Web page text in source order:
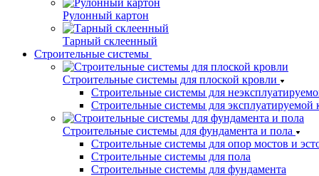
Рулонный картон
Тарный склеенный
Строительные системы
Строительные системы для плоской кровли
Строительные системы для
Строительные системы для эксплуатируемой
Строительные системы для фундамента и пола
Строительные системы для опор мостов и
Строительные системы для пола
Строительные системы для фундамента